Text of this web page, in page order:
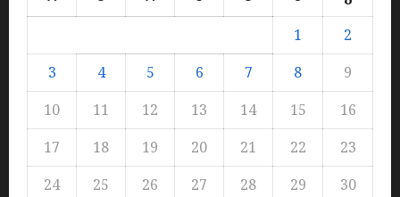
1
2
3
4 5 6 7 8
9
10
11 12 13 14 15
16
17
18 19 20 21 22
23
24
25 26 27 28 29
30